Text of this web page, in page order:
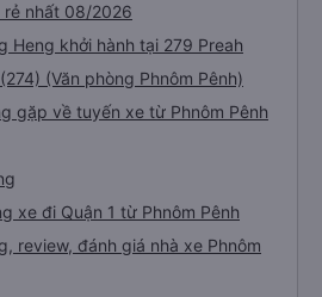
rẻ nhất 08/2026
Heng khởi hành tại 279 Preah
(Văn phòng Phnôm Pênh)
gặp về tuyến xe từ Phnôm Pênh
xe đi Quận 1 từ Phnôm Pênh
review, đánh giá nhà xe Phnôm